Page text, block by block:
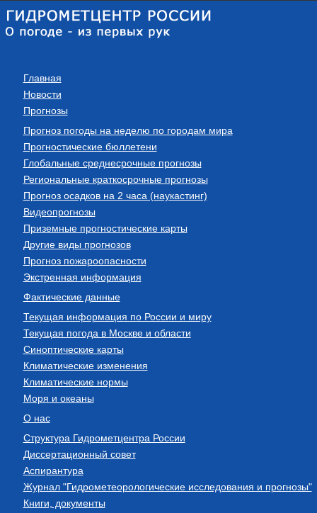
Главная
Новости
Прогнозы
Прогноз погоды на неделю по городам мира
Прогностические бюллетени
Глобальные среднесрочные прогнозы
Региональные краткосрочные прогнозы
Прогноз осадков на 2 часа (наукастинг)
Видеопрогнозы
Приземные прогностические карты
Другие виды прогнозов
Прогноз пожароопасности
Экстренная информация
Фактические данные
Текущая информация по России и миру
Текущая погода в Москве и области
Синоптические карты
Климатические изменения
Климатические нормы
Моря и океаны
О нас
Структура Гидрометцентра России
Диссертационный совет
Аспирантура
Журнал "Гидрометеорологические исследования и прогнозы"
Книги, документы